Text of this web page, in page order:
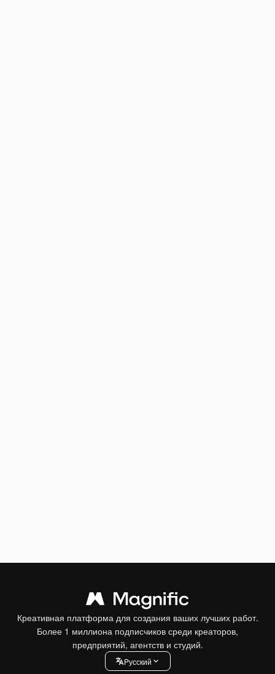
Креативная платформа для создания ваших лучших работ.
Более 1 миллиона подписчиков среди креаторов,
предприятий, агентств и студий.
Pусский